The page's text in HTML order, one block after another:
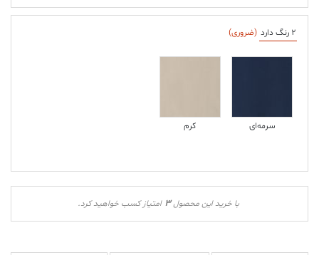
2 رنگ دارد (ضروری)
سرمه‌ای کرم
با خرید این محصول3 امتیاز کسب خواهید کرد.